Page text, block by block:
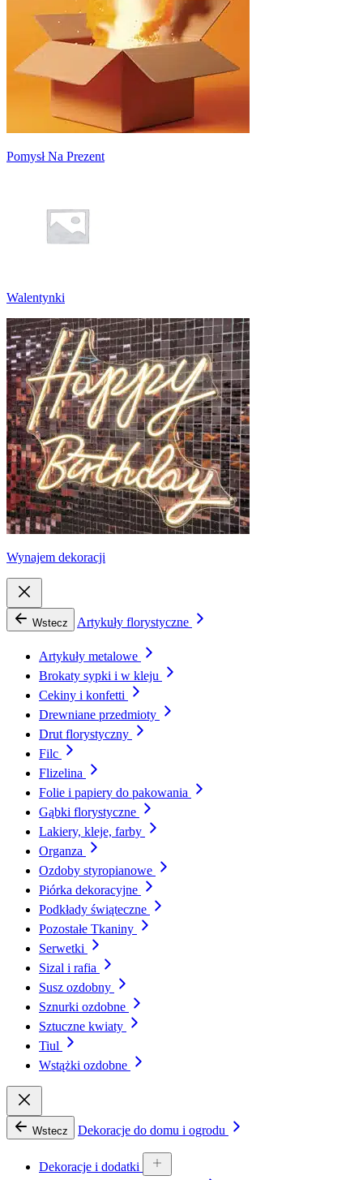
Pomysł Na Prezent
Walentynki
Wynajem dekoracji
Wstecz Artykuły florystyczne
Artykuły metalowe
Brokaty sypki i w kleju
Cekiny i konfetti
Drewniane przedmioty
Drut florystyczny
Filc
Flizelina
Folie i papiery do pakowania
Gąbki florystyczne
Lakiery, kleje, farby
Organza
Ozdoby styropianowe
Piórka dekoracyjne
Podkłady świąteczne
Pozostałe Tkaniny
Serwetki
Sizal i rafia
Susz ozdobny
Sznurki ozdobne
Sztuczne kwiaty
Tiul
Wstążki ozdobne
Wstecz Dekoracje do domu i ogrodu
Dekoracje i dodatki